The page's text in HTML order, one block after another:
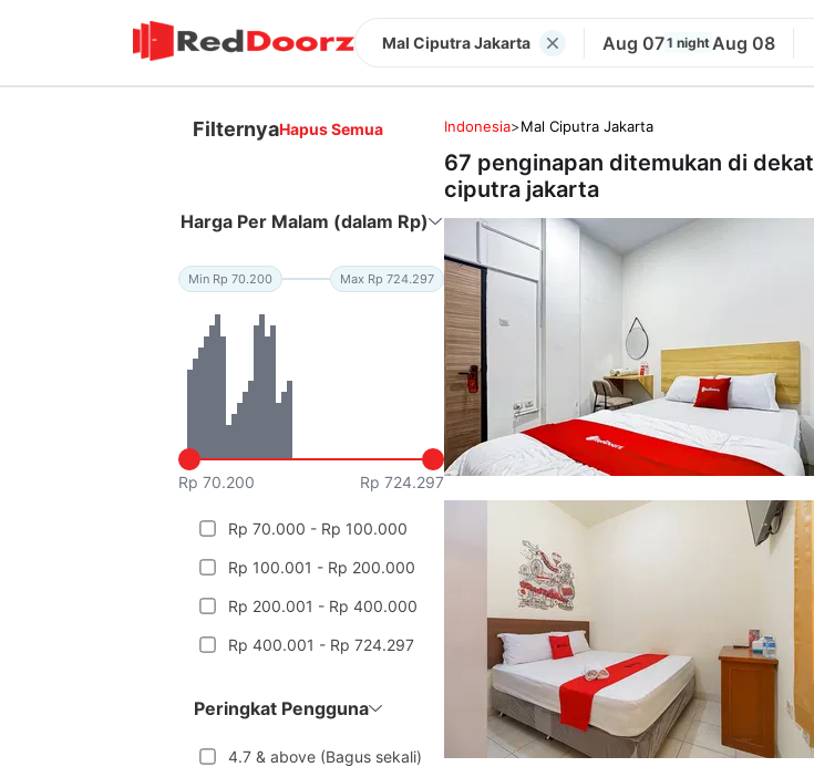
Mal Ciputra Jakarta Aug 071 night Aug 08
FilternyaHapus Semua
Harga Per Malam (dalam Rp)
Min Rp 70.200 Max Rp 724.297
Rp 70.200 Rp 724.297
Rp 70.000 - Rp 100.000
Rp 100.001 - Rp 200.000
Rp 200.001 - Rp 400.000
Rp 400.001 - Rp 724.297
Peringkat Pengguna
4.7 & above (Bagus sekali)
Indonesia>Mal Ciputra Jakarta
67 penginapan ditemukan di dekat
ciputra jakarta